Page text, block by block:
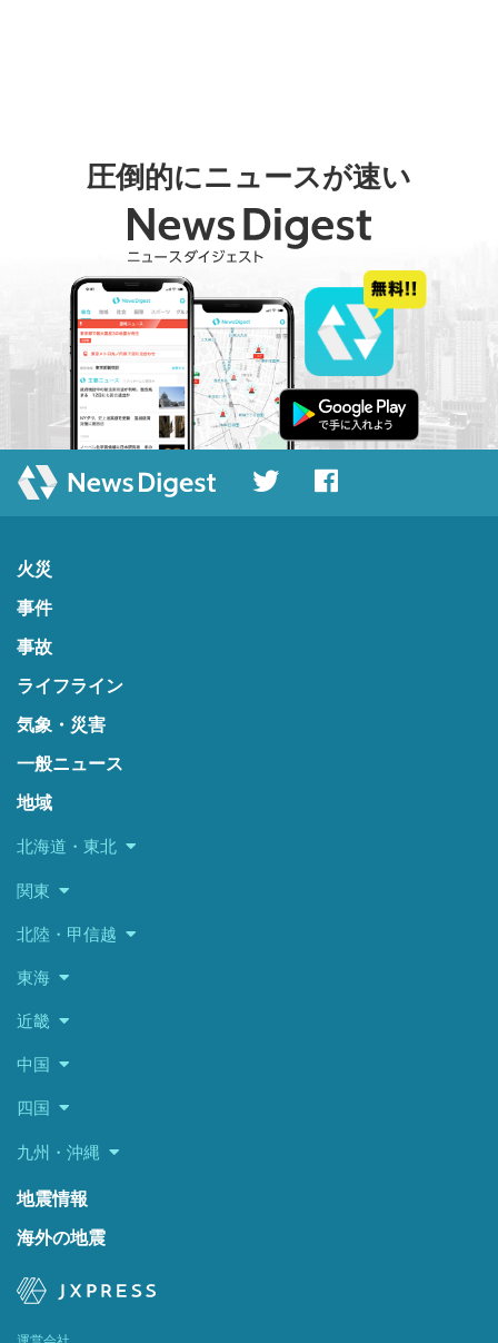
圧倒的にニュースが速い
火災
事件
事故
ライフライン
気象・災害
一般ニュース
地域
北海道・東北
関東
北陸・甲信越
東海
近畿
中国
四国
九州・沖縄
地震情報
海外の地震